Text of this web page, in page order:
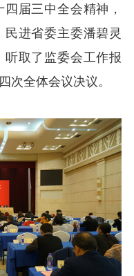
届三中全会精神，
进省委主委潘碧灵
取了监委会工作报
次全体会议决议。